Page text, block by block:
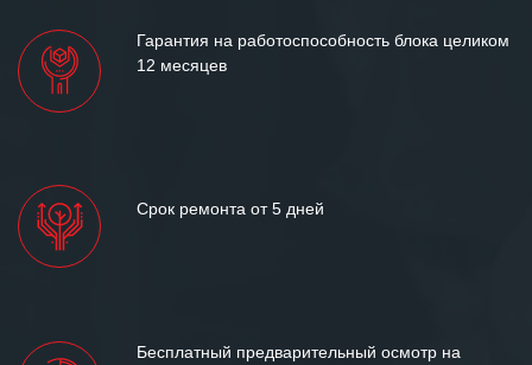
Гарантия на работоспособность блока целиком
12 месяцев
Срок ремонта от 5 дней
Бесплатный предварительный осмотр на